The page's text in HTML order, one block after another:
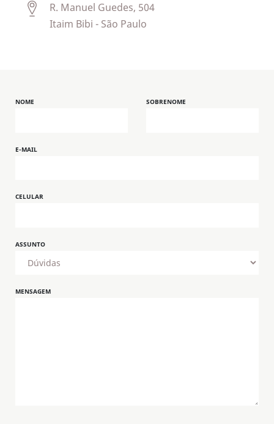
R. Manuel Guedes, 504
Itaim Bibi - São Paulo
NOME SOBRENOME
E-MAIL
CELULAR
ASSUNTO
MENSAGEM